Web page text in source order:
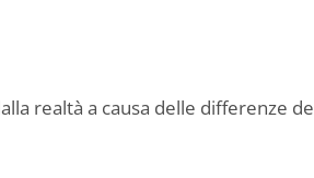
realtà a causa delle differenze